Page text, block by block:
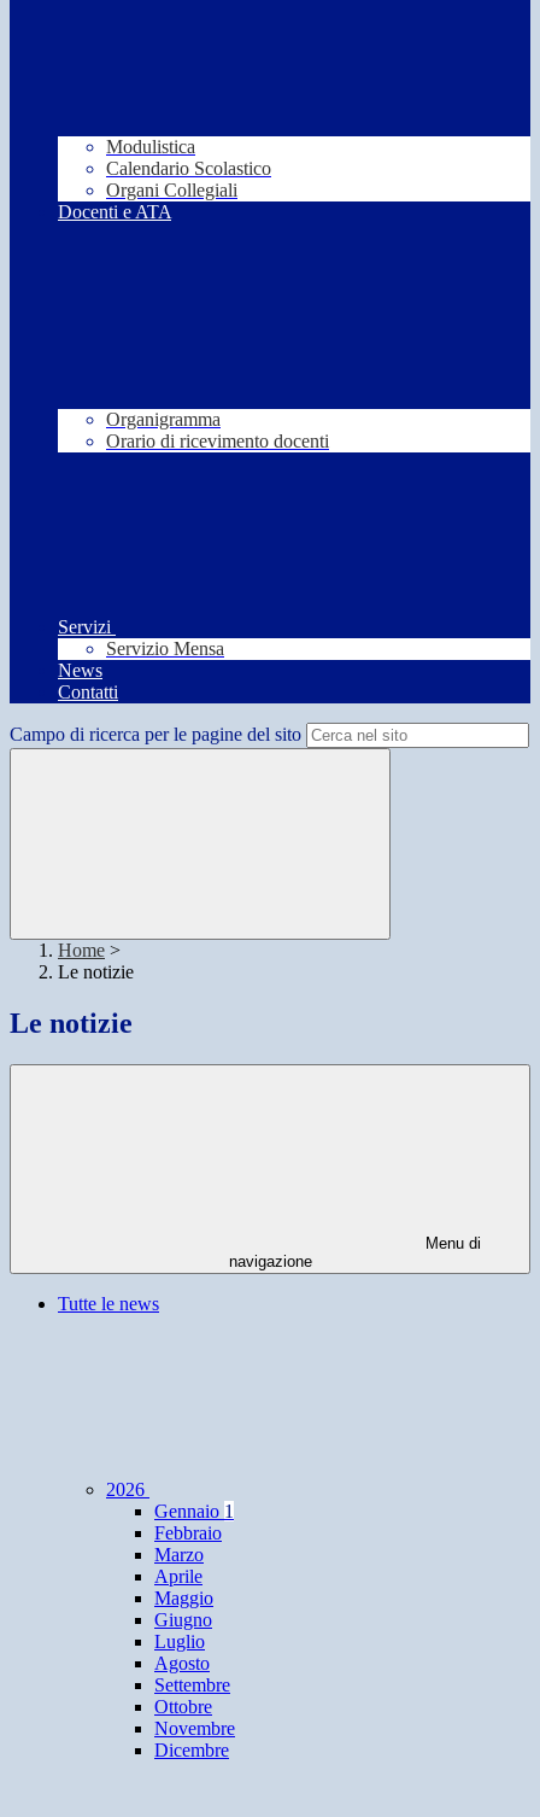
Modulistica
Calendario Scolastico
Organi Collegiali
Docenti e ATA
Organigramma
Orario di ricevimento docenti
Servizi
Servizio Mensa
News
Contatti
Campo di ricerca per le pagine del sito
Home >
Le notizie
Le notizie
Menu di
navigazione
Tutte le news
2026
Gennaio 1
Febbraio
Marzo
Aprile
Maggio
Giugno
Luglio
Agosto
Settembre
Ottobre
Novembre
Dicembre